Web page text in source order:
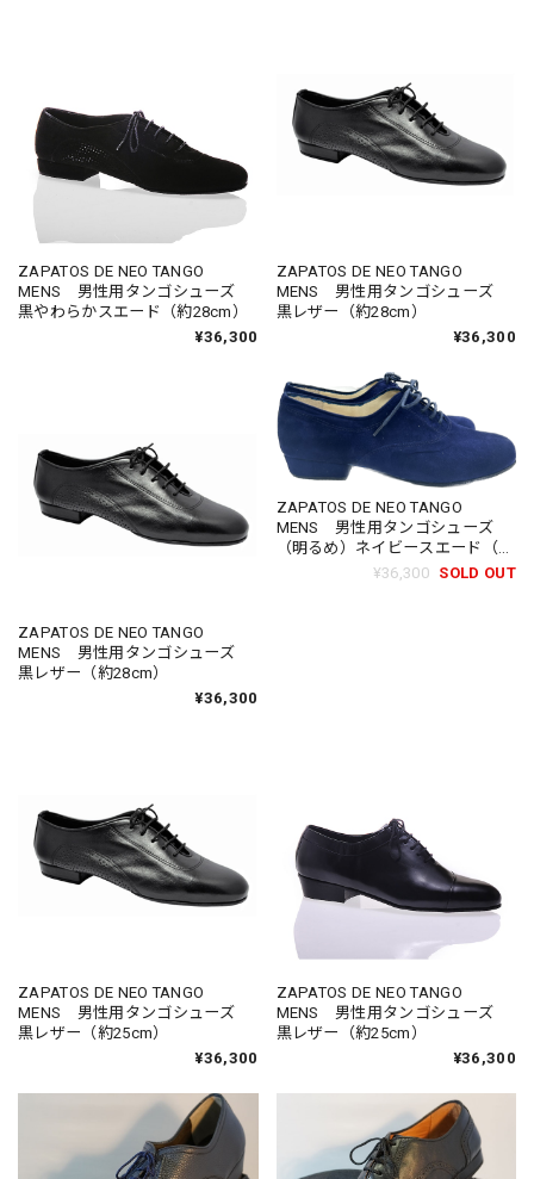
ZAPATOS DE NEO TANGO
MENS 男性用タンゴシューズ
黒やわらかスエード（約28cm）
¥36,300
ZAPATOS DE NEO TANGO
MENS 男性用タンゴシューズ
黒レザー（約28cm）
¥36,300
ZAPATOS DE NEO TANGO
MENS 男性用タンゴシューズ
黒レザー（約28cm）
¥36,300
ZAPATOS DE NEO TANGO
MENS 男性用タンゴシューズ
（明るめ）ネイビースエード（約
¥36,300 SOLD OUT
ZAPATOS DE NEO TANGO
MENS 男性用タンゴシューズ
黒レザー（約25cm）
¥36,300
ZAPATOS DE NEO TANGO
MENS 男性用タンゴシューズ
黒レザー（約25cm）
¥36,300